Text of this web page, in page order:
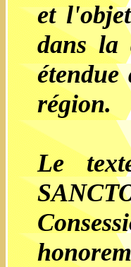
et
dans la
région.
Le